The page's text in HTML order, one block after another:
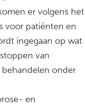
er volgens het
voor patiënten en
ingegaan op wat
van
onder
en